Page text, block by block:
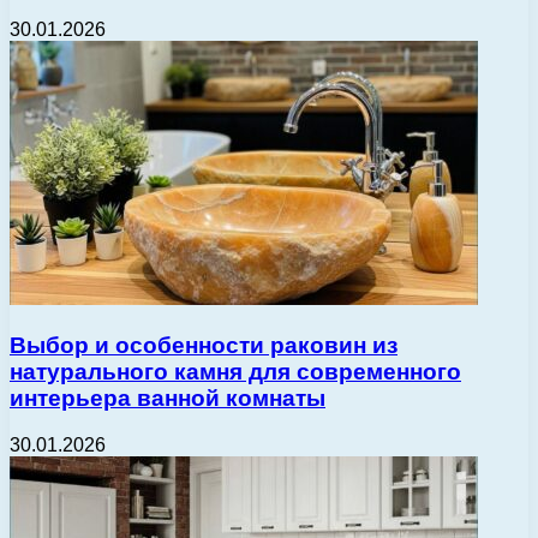
30.01.2026
Выбор и особенности раковин из
натурального камня для современного
интерьера ванной комнаты
30.01.2026